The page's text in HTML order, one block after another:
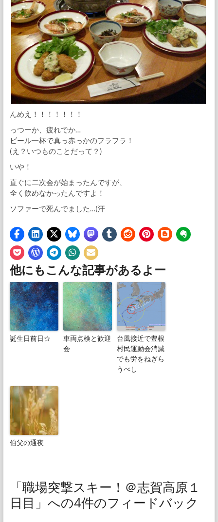
んめえ！！！！！！！
っつーか、疲れでか…
ビール一杯で真っ赤っかのフラフラ！
(え？いつものことだって？)
いや！
直ぐに二次会が始まったんですが、
全く飲めなかったんですよ！
ソファーで死んでました…(汗
他にもこんな記事があるよー
誕生日前日☆
車両点検と歓迎
会
台風接近で豊根
村民運動会消滅
でも労をねぎら
うべし
伯父の通夜
「職場突撃スキー！＠志賀高原１
日目」への4件のフィードバック